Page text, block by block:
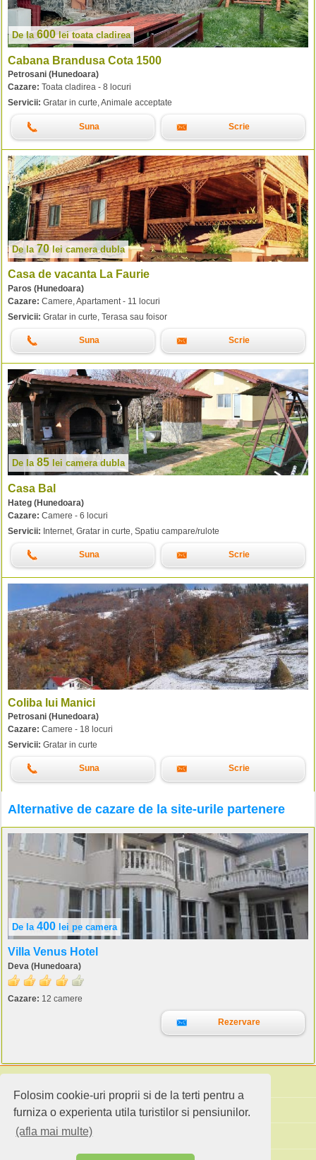
Folosim cookie-uri proprii si de la terti pentru a
furniza o experienta utila turistilor si pensiunilor.
(afla mai multe)
De la 600leitoata cladirea
Cabana Brandusa Cota 1500
Petrosani (Hunedoara)
Cazare: Toata cladirea - 8 locuri
Servicii: Gratar in curte, Animale acceptate
Suna Scrie
De la70lei camera dubla
Casa de vacanta La Faurie
Paros (Hunedoara)
Cazare: Camere, Apartament - 11 locuri
Servicii: Gratar in curte, Terasa sau foisor
Suna Scrie
De la 85 lei camera dubla
Casa Bal
Hateg (Hunedoara)
Cazare: Camere - 6 locuri
Servicii: Internet, Gratar in curte, Spatiu campare/rulote
Suna Scrie
Coliba lui Manici
Petrosani (Hunedoara)
Cazare: Camere - 18 locuri
Servicii: Gratar in curte
Suna Scrie
Alternative de cazare de la site-urile partenere
De la 400 lei pe camera
Villa Venus Hotel
Deva (Hunedoara)
Cazare: 12 camere
Rezervare
Cauta pensiuni